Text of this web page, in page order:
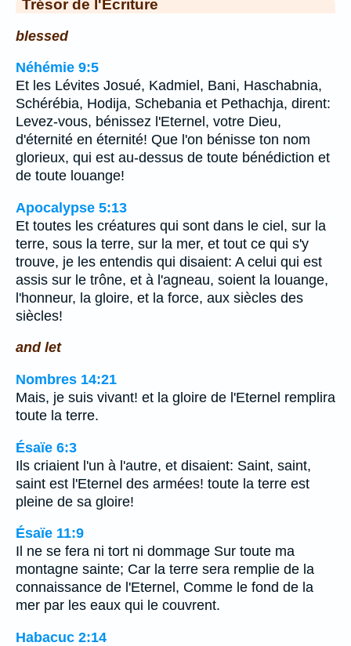
Trésor de l'Écriture
blessed
Néhémie 9:5
Et les Lévites Josué, Kadmiel, Bani, Haschabnia,
Schérébia, Hodija, Schebania et Pethachja, dirent:
Levez-vous, bénissez l'Eternel, votre Dieu,
d'éternité en éternité! Que l'on bénisse ton nom
glorieux, qui est au-dessus de toute bénédiction et
de toute louange!
Apocalypse 5:13
Et toutes les créatures qui sont dans le ciel, sur la
terre, sous la terre, sur la mer, et tout ce qui s'y
trouve, je les entendis qui disaient: A celui qui est
assis sur le trône, et à l'agneau, soient la louange,
l'honneur, la gloire, et la force, aux siècles des
siècles!
and let
Nombres 14:21
Mais, je suis vivant! et la gloire de l'Eternel remplira
toute la terre.
Ésaïe 6:3
Ils criaient l'un à l'autre, et disaient: Saint, saint,
saint est l'Eternel des armées! toute la terre est
pleine de sa gloire!
Ésaïe 11:9
Il ne se fera ni tort ni dommage Sur toute ma
montagne sainte; Car la terre sera remplie de la
connaissance de l'Eternel, Comme le fond de la
mer par les eaux qui le couvrent.
Habacuc 2:14